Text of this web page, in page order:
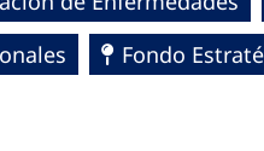
Fondo